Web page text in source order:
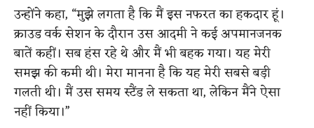
उन्होंने कहा, “मुझे लगता है कि मैं इस नफरत का हकदार हूं।
क्राउड वर्क सेशन के दौरान उस आदमी ने कई अपमानजनक
बातें कहीं। सब हंस रहे थे और मैं भी बहक गया। यह मेरी
समझ की कमी थी। मेरा मानना ​​है कि यह मेरी सबसे बड़ी
गलती थी। मैं उस समय स्टैंड ले सकता था, लेकिन मैंने ऐसा
नहीं किया।”